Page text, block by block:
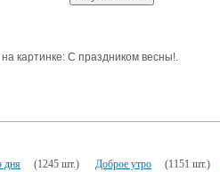
на картинке: С праздником весны!.
дня (1245 шт.) Доброе утро (1151 шт.)